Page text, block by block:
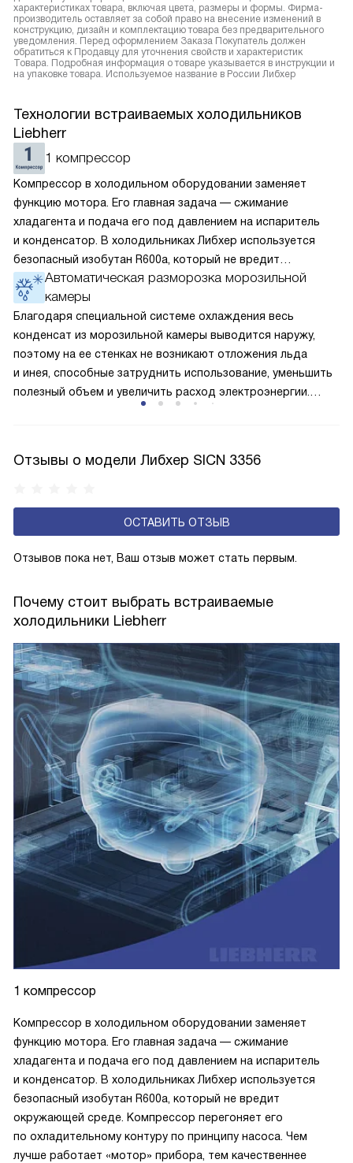
характеристиках товара, включая цвета, размеры и формы. Фирма-
производитель оставляет за собой право на внесение изменений в
конструкцию, дизайн и комплектацию товара без предварительного
уведомления. Перед оформлением Заказа Покупатель должен
обратиться к Продавцу для уточнения свойств и характеристик
Товара. Подробная информация о товаре указывается в инструкции и
на упаковке товара. Используемое название в России Либхер
Технологии встраиваемых холодильников
Liebherr
1 компрессор
Компрессор в холодильном оборудовании заменяет
функцию мотора. Его главная задача — сжимание
хладагента и подача его под давлением на испаритель
и конденсатор. В холодильниках Либхер используется
безопасный изобутан R600a, который не вредит
окружающей среде. Компрессор перегоняет его
по охладительному контуру по принципу насоса. Чем
лучше работает «мотор» прибора, тем качественнее
и быстрее происходит охлаждение, затрачивается
меньше электроэнергии.
Автоматическая разморозка морозильной
камеры
Благодаря специальной системе охлаждения весь
конденсат из морозильной камеры выводится наружу,
поэтому на ее стенках не возникают отложения льда
и инея, способные затруднить использование, уменьшить
полезный объем и увеличить расход электроэнергии.
Отзывы о модели Либхер SICN 3356
ОСТАВИТЬ ОТЗЫВ
Отзывов пока нет, Ваш отзыв может стать первым.
Почему стоит выбрать встраиваемые
холодильники Liebherr
1 компрессор
Компрессор в холодильном оборудовании заменяет
функцию мотора. Его главная задача — сжимание
хладагента и подача его под давлением на испаритель
и конденсатор. В холодильниках Либхер используется
безопасный изобутан R600a, который не вредит
окружающей среде. Компрессор перегоняет его
по охладительному контуру по принципу насоса. Чем
лучше работает «мотор» прибора, тем качественнее